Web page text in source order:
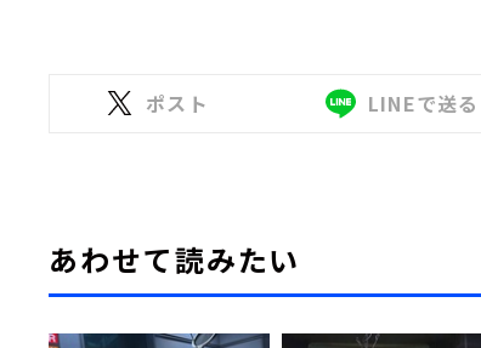
ポスト LINEで送る
あわせて読みたい